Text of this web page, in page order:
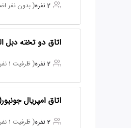
2 نفره ( بدون نفر
اتاق دو تخته دبل
2 نفره ( ظرفیت 1 نفر اضافه دارد )
اتاق امپریال
2 نفره ( ظرفیت 1 نفر اضافه دارد )